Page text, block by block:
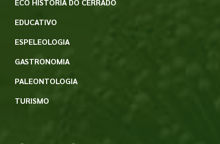
ECO HISTÓRIA DO CERRADO
EDUCATIVO
ESPELEOLOGIA
GASTRONOMIA
PALEONTOLOGIA
TURISMO